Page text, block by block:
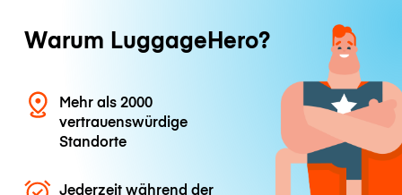
Warum LuggageHero?
Mehr als 2000
vertrauenswürdige
Standorte
Jederzeit während der